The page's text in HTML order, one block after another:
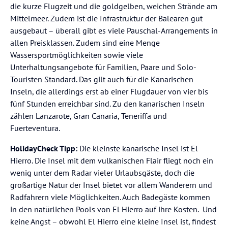
die kurze Flugzeit und die goldgelben, weichen Strände am
Mittelmeer. Zudem ist die Infrastruktur der Balearen gut
ausgebaut – überall gibt es viele Pauschal-Arrangements in
allen Preisklassen. Zudem sind eine Menge
Wassersportmöglichkeiten sowie viele
Unterhaltungsangebote für Familien, Paare und Solo-
Touristen Standard. Das gilt auch für die Kanarischen
Inseln, die allerdings erst ab einer Flugdauer von vier bis
fünf Stunden erreichbar sind. Zu den kanarischen Inseln
zählen Lanzarote, Gran Canaria, Teneriffa und
Fuerteventura.
HolidayCheck Tipp: Die kleinste kanarische Insel ist El
Hierro. Die Insel mit dem vulkanischen Flair fliegt noch ein
wenig unter dem Radar vieler Urlaubsgäste, doch die
großartige Natur der Insel bietet vor allem Wanderern und
Radfahrern viele Möglichkeiten. Auch Badegäste kommen
in den natürlichen Pools von El Hierro auf ihre Kosten. Und
keine Angst – obwohl El Hierro eine kleine Insel ist, findest